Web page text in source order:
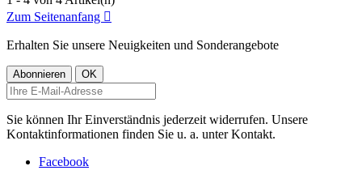
Zum Seitenanfang 
Erhalten Sie unsere Neuigkeiten und Sonderangebote
Sie können Ihr Einverständnis jederzeit widerrufen. Unsere
Kontaktinformationen finden Sie u. a. unter Kontakt.
Facebook